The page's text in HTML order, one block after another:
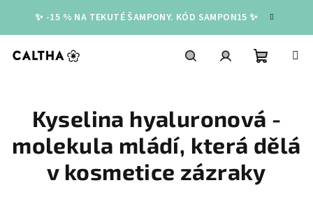
obsah
✨ -15 % NA TEKUTÉ ŠAMPONY. KÓD SAMPON15 ✨
košík
Kyselina hyaluronová -
molekula mládí, která dělá
v kosmetice zázraky